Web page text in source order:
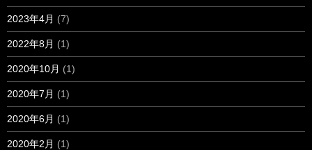
2023年4月 (7)
2022年8月 (1)
2020年10月 (1)
2020年7月 (1)
2020年6月 (1)
2020年2月 (1)